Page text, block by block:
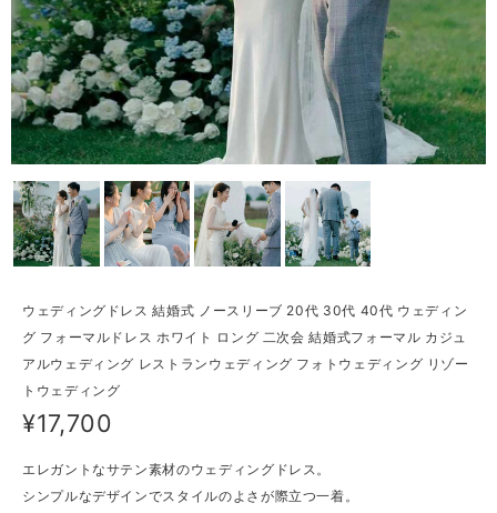
ウェディングドレス 結婚式 ノースリーブ 20代 30代 40代 ウェディン
グ フォーマルドレス ホワイト ロング 二次会 結婚式フォーマル カジュ
アルウェディング レストランウェディング フォトウェディング リゾー
トウェディング
¥17,700
エレガントなサテン素材のウェディングドレス。
シンプルなデザインでスタイルのよさが際立つ一着。